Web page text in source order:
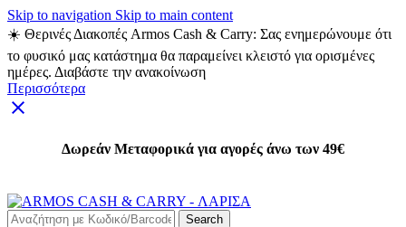
Skip to navigation Skip to main content
☀️ Θερινές Διακοπές Armos Cash & Carry: Σας ενημερώνουμε ότι
το φυσικό μας κατάστημα θα παραμείνει κλειστό για ορισμένες
ημέρες. Διαβάστε την ανακοίνωση
Περισσότερα
Δωρεάν Μεταφορικά για αγορές άνω των 49€
Search